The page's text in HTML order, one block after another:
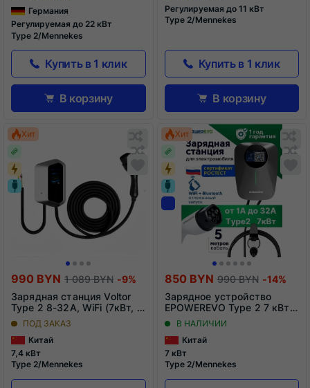
Германия
Регулируемая до 22 кВт
Type 2/Mennekes
Купить в 1 клик
В корзину
Регулируемая до 11 кВт
Type 2/Mennekes
Купить в 1 клик
В корзину
Хит
990 BYN 1 089 BYN -9%
Зарядная станция Voltor
Type 2 8-32A, WiFi (7кВт, 1
фаза)
Обновляю
список...
Обновляю
список...
Добавить
список
сравнения
ПОД ЗАКАЗ
Китай
7,4 кВт
Type 2/Mennekes
Хит
850 BYN 990 BYN -14%
Зарядное устройство
EPOWEREVO Type 2 7 кВт
220ВВ НАЛИЧИИ
Китай
7 кВт
Type 2/Mennekes